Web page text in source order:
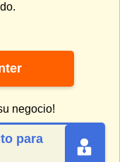
negocio!
para